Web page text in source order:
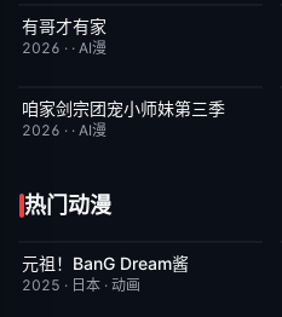
完结
有哥才有家
2026 · · AI漫
已完结 6.0
咱家剑宗团宠小师妹第三季
2026 · · AI漫
热门动漫
更新至第44集
元祖！BanG Dream酱
2025 · 日本 · 动画